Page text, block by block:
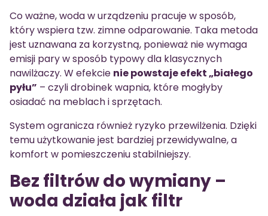
Co ważne, woda w urządzeniu pracuje w sposób,
który wspiera tzw. zimne odparowanie. Taka metoda
jest uznawana za korzystną, ponieważ nie wymaga
emisji pary w sposób typowy dla klasycznych
nawilżaczy. W efekcie nie powstaje efekt „białego
pyłu” – czyli drobinek wapnia, które mogłyby
osiadać na meblach i sprzętach.
System ogranicza również ryzyko przewilżenia. Dzięki
temu użytkowanie jest bardziej przewidywalne, a
komfort w pomieszczeniu stabilniejszy.
Bez filtrów do wymiany –
woda działa jak filtr